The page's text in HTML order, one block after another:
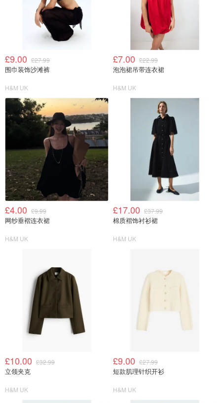
£9.00 £27.99
围巾装饰沙滩裤
H&M UK
£7.00 £22.99
泡泡裙吊带连衣裙
H&M UK
£4.00 £9.99
网纱垂褶连衣裙
H&M UK
£17.00 £37.99
棉质褶饰衬衫裙
H&M UK
£10.00 £32.99
立领夹克
H&M UK
£9.00 £27.99
短款肌理针织开衫
H&M UK